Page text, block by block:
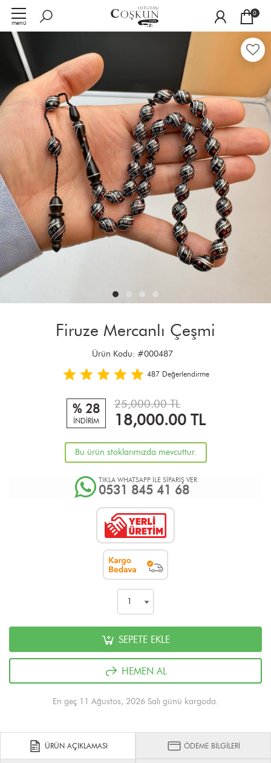
menü
0
Firuze Mercanlı Çeşmi
Ürün Kodu: #000487
487 Değerlendirme
% 28
İNDİRİM
25,000.00 TL
18,000.00TL
Bu ürün stoklarımızda mevcuttur.
TIKLA WHATSAPP İLE SİPARİŞ VER
0531 845 41 68
SEPETE EKLE
HEMEN AL
En geç 11 Ağustos, 2026 Salı günü kargoda.
ÜRÜN AÇIKLAMASI ÖDEME BİLGİLERİ